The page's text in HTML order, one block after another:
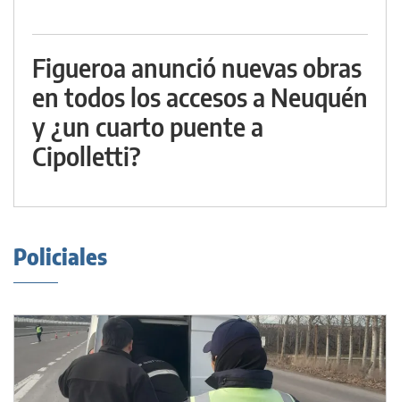
Figueroa anunció nuevas obras
en todos los accesos a Neuquén
y ¿un cuarto puente a
Cipolletti?
Policiales